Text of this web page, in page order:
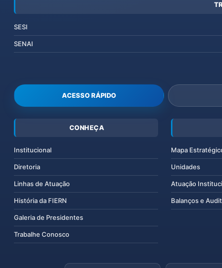
SESI
SENAI
ACESSO RÁPIDO
CONHEÇA
Institucional
Diretoria
Linhas de Atuação
História da FIERN
Galeria de Presidentes
Trabalhe Conosco
Mapa
Unidades
Atuação
Balanços e